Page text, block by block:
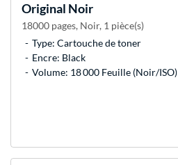
Original Noir
18000 pages, Noir, 1 pièce(s)
Type: Cartouche de toner
Encre: Black
Volume: 18 000 Feuille (Noir/ISO)